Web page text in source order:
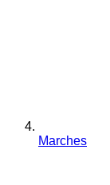
Marches